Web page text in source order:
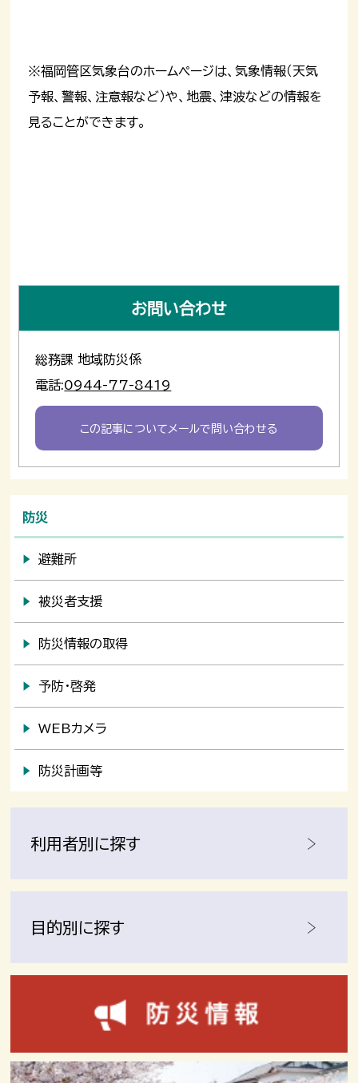
※福岡管区気象台のホームページは、気象情報（天気
予報、警報、注意報など）や、地震、津波などの情報を
見ることができます。
お問い合わせ
総務課 地域防災係
電話:0944-77-8419
この記事についてメールで問い合わせる
防災
避難所
被災者支援
防災情報の取得
予防・啓発
WEBカメラ
防災計画等
利用者別に探す
目的別に探す